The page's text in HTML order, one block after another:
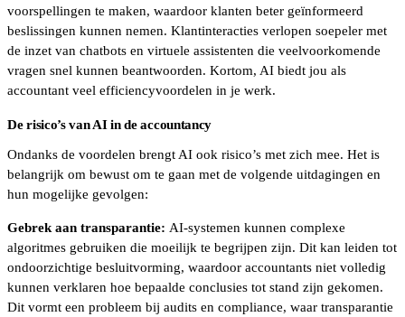
voorspellingen te maken, waardoor klanten beter geïnformeerd
beslissingen kunnen nemen. Klantinteracties verlopen soepeler met
de inzet van chatbots en virtuele assistenten die veelvoorkomende
vragen snel kunnen beantwoorden. Kortom, AI biedt jou als
accountant veel efficiencyvoordelen in je werk.
De risico’s van AI in de accountancy
Ondanks de voordelen brengt AI ook risico’s met zich mee. Het is
belangrijk om bewust om te gaan met de volgende uitdagingen en
hun mogelijke gevolgen:
Gebrek aan transparantie: AI-systemen kunnen complexe
algoritmes gebruiken die moeilijk te begrijpen zijn. Dit kan leiden tot
ondoorzichtige besluitvorming, waardoor accountants niet volledig
kunnen verklaren hoe bepaalde conclusies tot stand zijn gekomen.
Dit vormt een probleem bij audits en compliance, waar transparantie